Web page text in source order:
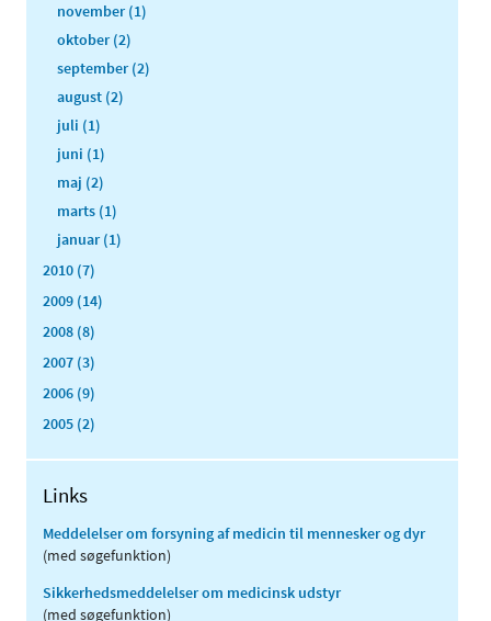
november (1)
oktober (2)
september (2)
august (2)
juli (1)
juni (1)
maj (2)
marts (1)
januar (1)
2010 (7)
2009 (14)
2008 (8)
2007 (3)
2006 (9)
2005 (2)
Links
Meddelelser om forsyning af medicin til mennesker og dyr
(med søgefunktion)
Sikkerhedsmeddelelser om medicinsk udstyr
(med søgefunktion)